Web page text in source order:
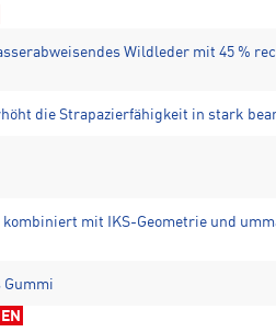
Wildleder mit 45 %
die Strapazierfähigkeit in stark
kombiniert mit IKS-Geometrie und
Gummi